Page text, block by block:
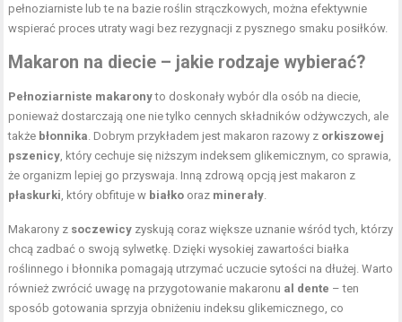
pełnoziarniste lub te na bazie roślin strączkowych, można efektywnie
wspierać proces utraty wagi bez rezygnacji z pysznego smaku posiłków.
Makaron na diecie – jakie rodzaje wybierać?
Pełnoziarniste makaronyto doskonały wybór dla osób na diecie,
ponieważ dostarczają one nie tylko cennych składników odżywczych, ale
także błonnika . Dobrym przykładem jest makaron razowy z orkiszowej
pszenicy , który cechuje się niższym indeksem glikemicznym, co sprawia,
że organizm lepiej go przyswaja. Inną zdrową opcją jest makaron z
płaskurki , który obfituje w białko oraz minerały
Makarony z soczewicy zyskują coraz większe uznanie wśród tych, którzy
chcą zadbać o swoją sylwetkę. Dzięki wysokiej zawartości białka
roślinnego i błonnika pomagają utrzymać uczucie sytości na dłużej. Warto
również zwrócić uwagę na przygotowanie makaronu al dente – ten
sposób gotowania sprzyja obniżeniu indeksu glikemicznego, co